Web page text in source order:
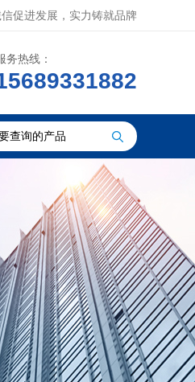
促进发展，实力铸就品牌
务热线：